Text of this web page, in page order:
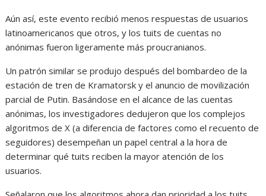
Aún así, este evento recibió menos respuestas de usuarios
latinoamericanos que otros, y los tuits de cuentas no
anónimas fueron ligeramente más proucranianos.
Un patrón similar se produjo después del bombardeo de la
estación de tren de Kramatorsk y el anuncio de movilización
parcial de Putin. Basándose en el alcance de las cuentas
anónimas, los investigadores dedujeron que los complejos
algoritmos de X (a diferencia de factores como el recuento de
seguidores) desempeñan un papel central a la hora de
determinar qué tuits reciben la mayor atención de los
usuarios.